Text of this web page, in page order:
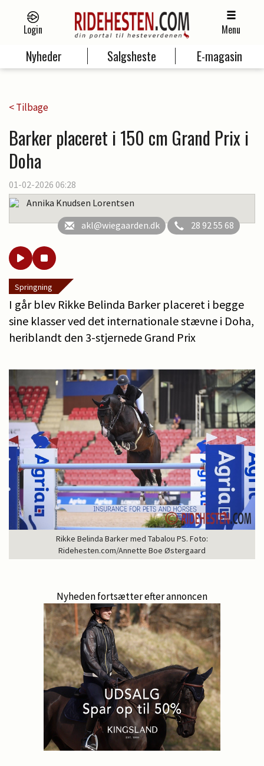
Login Menu
Nyheder Salgsheste E-magasin
< Tilbage
Barker placeret i 150 cm Grand Prix i
Doha
01-02-2026 06:28
Annika Knudsen Lorentsen
akl@wiegaarden.dk
28 92 55 68
Springning
I går blev Rikke Belinda Barker placeret i begge
sine klasser ved det internationale stævne i Doha,
heriblandt den 3-stjernede Grand Prix
Rikke Belinda Barker med Tabalou PS. Foto:
Ridehesten.com/Annette Boe Østergaard
Nyheden fortsætter efter annoncen